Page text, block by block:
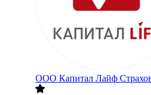
ООО Капитал Лайф